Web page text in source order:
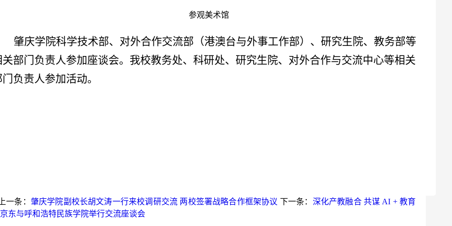
参观美术馆
肇庆学院科学技术部、对外合作交流部（港澳台与外事工作部）、研究生院、教务部等
关部门负责人参加座谈会。我校教务处、科研处、研究生院、对外合作与交流中心等相关
负责人参加活动。
一条： 肇庆学院副校长胡文涛一行来校调研交流 两校签署战略合作框架协议 下一条： 深化产教融合 共谋 AI + 教育
东与呼和浩特民族学院举行交流座谈会